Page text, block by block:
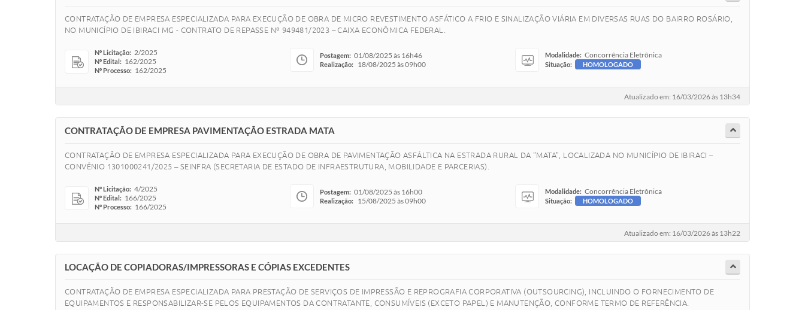
CONTRATAÇÃO DE EMPRESA ESPECIALIZADA PARA EXECUÇÃO DE OBRA DE MICRO REVESTIMENTO ASFÁTICO A FRIO E SINALIZAÇÃO VIÁRIA EM DIVERSAS RUAS DO BAIRRO ROSÁRIO,
NO MUNICÍPIO DE IBIRACI MG - CONTRATO DE REPASSE Nº 949481/2023 – CAIXA ECONÔMICA FEDERAL.
Nº Licitação: 2/2025
Nº Edital: 162/2025
Nº Processo: 162/2025
Postagem: 01/08/2025 às 16h46
Realização: 18/08/2025 às 09h00
Modalidade: Concorrência Eletrônica
Situação: HOMOLOGADO
Atualizado em: 16/03/2026 às 13h34
CONTRATAÇÃO DE EMPRESA PAVIMENTAÇÃO ESTRADA MATA
CONTRATAÇÃO DE EMPRESA ESPECIALIZADA PARA EXECUÇÃO DE OBRA DE PAVIMENTAÇÃO ASFÁLTICA NA ESTRADA RURAL DA "MATA", LOCALIZADA NO MUNICÍPIO DE IBIRACI –
CONVÊNIO 1301000241/2025 – SEINFRA (SECRETARIA DE ESTADO DE INFRAESTRUTURA, MOBILIDADE E PARCERIAS).
Nº Licitação: 4/2025
Nº Edital: 166/2025
Nº Processo: 166/2025
Postagem: 01/08/2025 às 16h00
Realização: 15/08/2025 às 09h00
Modalidade: Concorrência Eletrônica
Situação: HOMOLOGADO
Atualizado em: 16/03/2026 às 13h22
LOCAÇÃO DE COPIADORAS/IMPRESSORAS E CÓPIAS EXCEDENTES
CONTRATAÇÃO DE EMPRESA ESPECIALIZADA PARA PRESTAÇÃO DE SERVIÇOS DE IMPRESSÃO E REPROGRAFIA CORPORATIVA (OUTSOURCING), INCLUINDO O FORNECIMENTO DE
EQUIPAMENTOS E RESPONSABILIZAR-SE PELOS EQUIPAMENTOS DA CONTRATANTE, CONSUMÍVEIS (EXCETO PAPEL) E MANUTENÇÃO, CONFORME TERMO DE REFERÊNCIA.